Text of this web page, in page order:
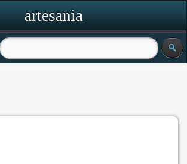
artesania